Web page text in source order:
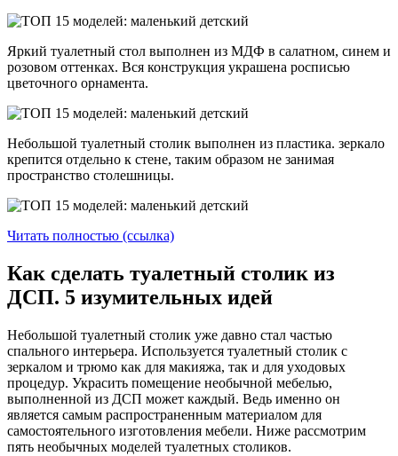
Яркий туалетный стол выполнен из МДФ в салатном, синем и
розовом оттенках. Вся конструкция украшена росписью
цветочного орнамента.
Небольшой туалетный столик выполнен из пластика. зеркало
крепится отдельно к стене, таким образом не занимая
пространство столешницы.
Читать полностью (ссылка)
Как сделать туалетный столик из
ДСП. 5 изумительных идей
Небольшой туалетный столик уже давно стал частью
спального интерьера. Используется туалетный столик с
зеркалом и трюмо как для макияжа, так и для уходовых
процедур. Украсить помещение необычной мебелью,
выполненной из ДСП может каждый. Ведь именно он
является самым распространенным материалом для
самостоятельного изготовления мебели. Ниже рассмотрим
пять необычных моделей туалетных столиков.